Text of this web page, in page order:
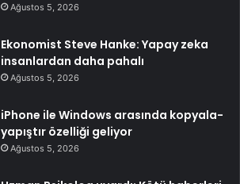
Ağustos 5, 2026
Ekonomist Steve Hanke: Yapay zeka
insanlardan daha pahalı
Ağustos 5, 2026
iPhone ile Windows arasında kopyala-
yapıştır özelliği geliyor
Ağustos 5, 2026